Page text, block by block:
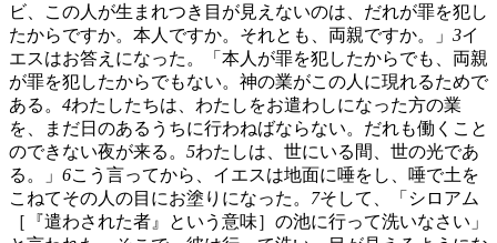
ビ、この人が生まれつき目が見えないのは、だれが罪を犯し
たからですか。本人ですか。それとも、両親ですか。」 3イ
エスはお答えになった。「本人が罪を犯したからでも、両親
が罪を犯したからでもない。神の業がこの人に現れるためで
ある。 4わたしたちは、わたしをお遣わしになった方の業
を、まだ日のあるうちに行わねばならない。だれも働くこと
のできない夜が来る。 5わたしは、世にいる間、世の光であ
る。」 6こう言ってから、イエスは地面に唾をし、唾で土を
こねてその人の目にお塗りになった。 7そして、「シロアム
［『遣わされた者』という意味］の池に行って洗いなさい」